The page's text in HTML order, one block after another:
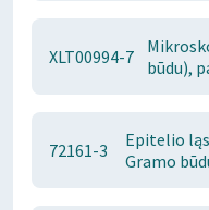
XLT00994-7
būdu),
72161-3
Epitelio
Gramo